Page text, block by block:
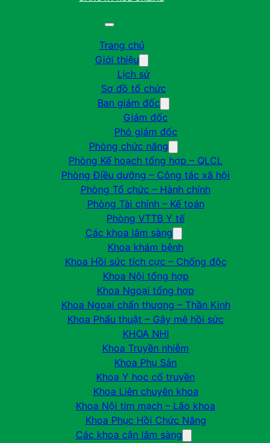
Trang chủ
Giới thiệu
Lịch sử
Sơ đồ tổ chức
Ban giám đốc
Giám đốc
Phó giám đốc
Phòng chức năng
Phòng Kế hoạch tổng hợp – QLCL
Phòng Điều dưỡng – Công tác xã hội
Phòng Tổ chức – Hành chính
Phòng Tài chính – Kế toán
Phòng VTTB Y tế
Các khoa lâm sàng
Khoa khám bệnh
Khoa Hồi sức tích cực – Chống độc
Khoa Nội tổng hợp
Khoa Ngoại tổng hợp
Khoa Ngoại chấn thương – Thần Kinh
Khoa Phẩu thuật – Gây mê hồi sức
KHOA NHI
Khoa Truyền nhiễm
Khoa Phụ Sản
Khoa Y học cổ truyền
Khoa Liên chuyên khoa
Khoa Nội tim mạch – Lão khoa
Khoa Phục Hồi Chức Năng
Các khoa cận lâm sàng